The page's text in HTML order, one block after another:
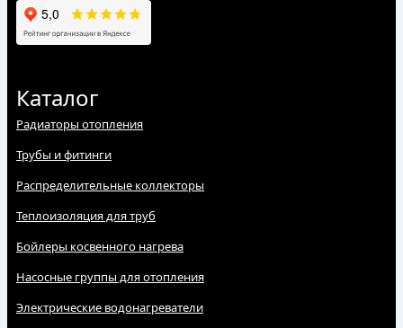
Каталог
Радиаторы отопления
Трубы и фитинги
Распределительные коллекторы
Теплоизоляция для труб
Бойлеры косвенного нагрева
Насосные группы для отопления
Электрические водонагреватели